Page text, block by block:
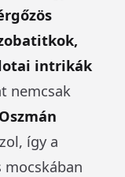
intrikák
nemcsak
így a